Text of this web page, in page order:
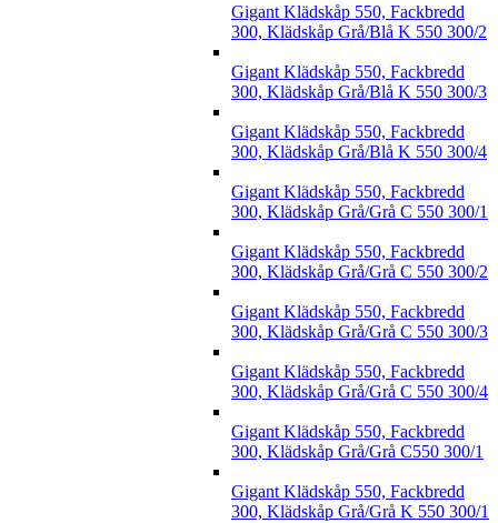
Gigant Klädskåp 550, Fackbredd
300, Klädskåp Grå/Blå K 550 300/2
Gigant Klädskåp 550, Fackbredd
300, Klädskåp Grå/Blå K 550 300/3
Gigant Klädskåp 550, Fackbredd
300, Klädskåp Grå/Blå K 550 300/4
Gigant Klädskåp 550, Fackbredd
300, Klädskåp Grå/Grå C 550 300/1
Gigant Klädskåp 550, Fackbredd
300, Klädskåp Grå/Grå C 550 300/2
Gigant Klädskåp 550, Fackbredd
300, Klädskåp Grå/Grå C 550 300/3
Gigant Klädskåp 550, Fackbredd
300, Klädskåp Grå/Grå C 550 300/4
Gigant Klädskåp 550, Fackbredd
300, Klädskåp Grå/Grå C550 300/1
Gigant Klädskåp 550, Fackbredd
300, Klädskåp Grå/Grå K 550 300/1